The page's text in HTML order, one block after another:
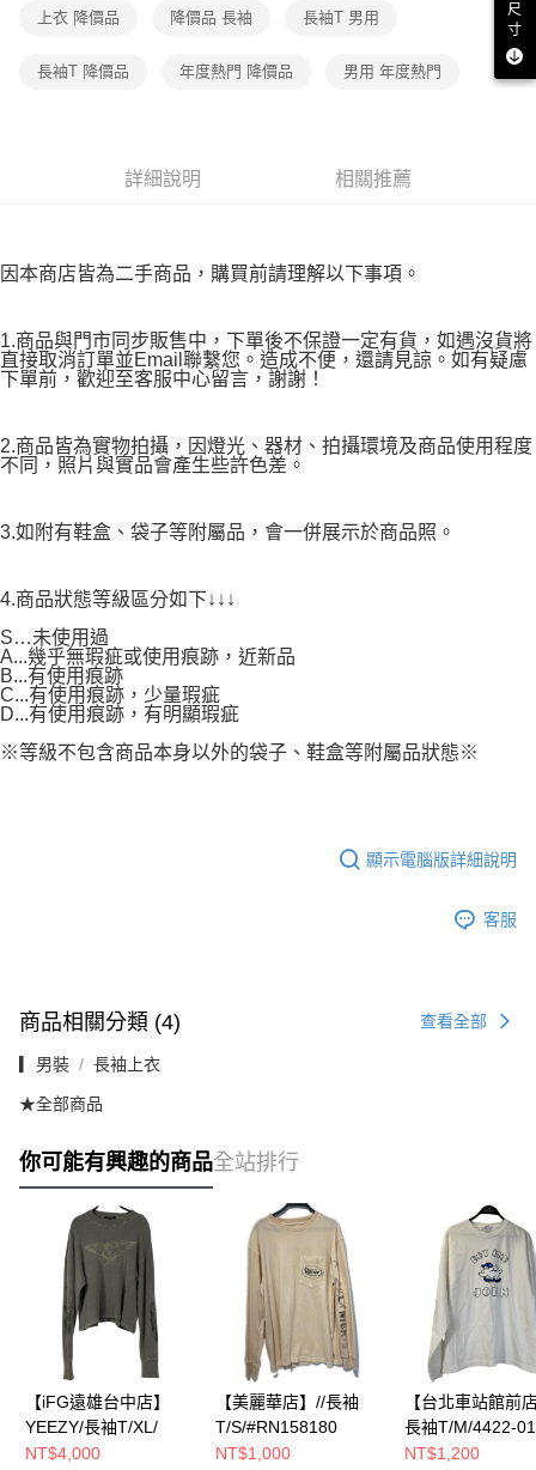
客戶支援中心」
https://netprotections.freshdesk.com/support/home
【注意事項】
１．透過由恩沛科技股份有限公司提供之「AFTEE先享後付」服務完成之交
https://aftee.tw/terms/#terms3
３．未成年的使用者請事先徵得法定代理人或監護人之同意方可使用
時審查核予不同之上限額度；若仍有額度不足之情形，本公司將視審查結果
恩沛科技股份有限公司將有權停止該用戶之使用額度並採取法律行動。
宅配上衣 降價品 降價品 長袖 長袖T 男用
長袖T 降價品 年度熱門 降價品 男用 年度熱門
詳細說明 相關推薦
因本商店皆為二手商品，購買前請理解以下事項。
1.商品與門市同步販售中，下單後不保證一定有貨，如遇沒貨將
直接取消訂單並Email聯繫您。造成不便，還請見諒。如有疑慮
下單前，歡迎至客服中心留言，謝謝！
2.商品皆為實物拍攝，因燈光、器材、拍攝環境及商品使用程度
不同，照片與實品會產生些許色差。
3.如附有鞋盒、袋子等附屬品，會一併展示於商品照。
4.商品狀態等級區分如下↓↓↓
S…未使用過
A...幾乎無瑕疵或使用痕跡，近新品
B...有使用痕跡
C...有使用痕跡，少量瑕疵
D...有使用痕跡，有明顯瑕疵
※等級不包含商品本身以外的袋子、鞋盒等附屬品狀態※
顯示電腦版詳細說明
客服
商品相關分類 (4) 查看全部
▎男裝 長袖上衣
★全部商品
你可能有興趣的商品全站排行
【iFG遠雄台中店】
YEEZY/長袖T/XL/
NT$4,000
【美麗華店】//長袖
T/S/#RN158180
NT$1,000
【台北車站館前
長袖T/M/4422-01
NT$1,200
尺
寸